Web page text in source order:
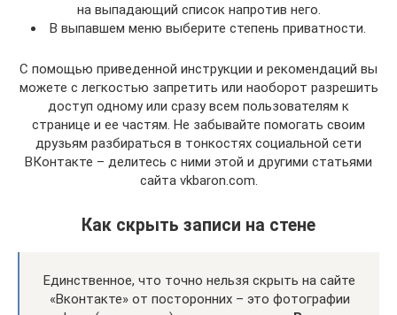
на выпадающий список напротив него.
В выпавшем меню выберите степень приватности.
С помощью приведенной инструкции и рекомендаций вы
можете с легкостью запретить или наоборот разрешить
доступ одному или сразу всем пользователям к
странице и ее частям. Не забывайте помогать своим
друзьям разбираться в тонкостях социальной сети
ВКонтакте – делитесь с ними этой и другими статьями
сайта vkbaron.com.
Как скрыть записи на стене
Единственное, что точно нельзя скрыть на сайте
«Вконтакте» от посторонних – это фотографии